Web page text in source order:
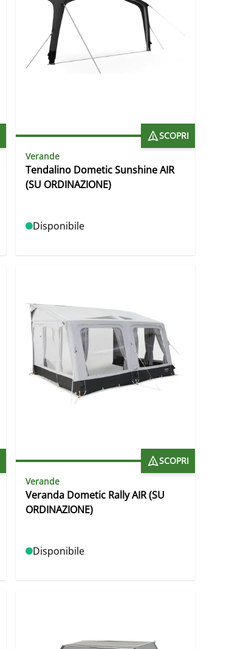
SCOPRI
Verande
Tendalino Dometic Sunshine AIR
(SU ORDINAZIONE)
Disponibile
SCOPRI
Verande
Veranda Dometic Rally AIR (SU
ORDINAZIONE)
Disponibile